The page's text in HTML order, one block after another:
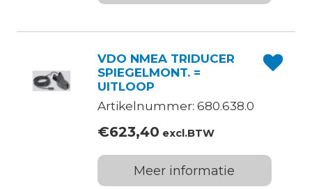
VDO NMEA TRIDUCER
SPIEGELMONT. =
UITLOOP
Artikelnummer: 680.638.0
€623,40 excl.BTW
Meer informatie